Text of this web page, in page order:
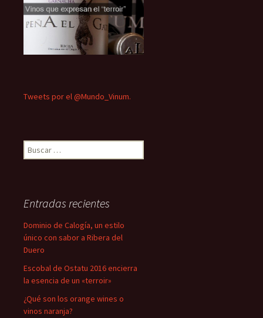
Tweets por el @Mundo_Vinum.
Buscar:
Entradas recientes
Dominio de Calogía, un estilo
único con sabor a Ribera del
Duero
Escobal de Ostatu 2016 encierra
la esencia de un «terroir»
¿Qué son los orange wines o
vinos naranja?